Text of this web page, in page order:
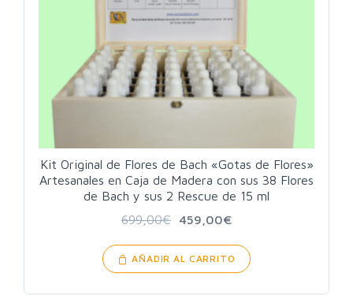
Kit Original de Flores de Bach «Gotas de Flores»
Artesanales en Caja de Madera con sus 38 Flores
de Bach y sus 2 Rescue de 15 ml
699,00€ 459,00€
AÑADIR AL CARRITO